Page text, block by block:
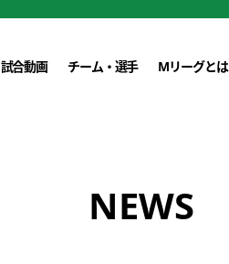
試合動画 チーム・選手 Mリーグとは
NEWS